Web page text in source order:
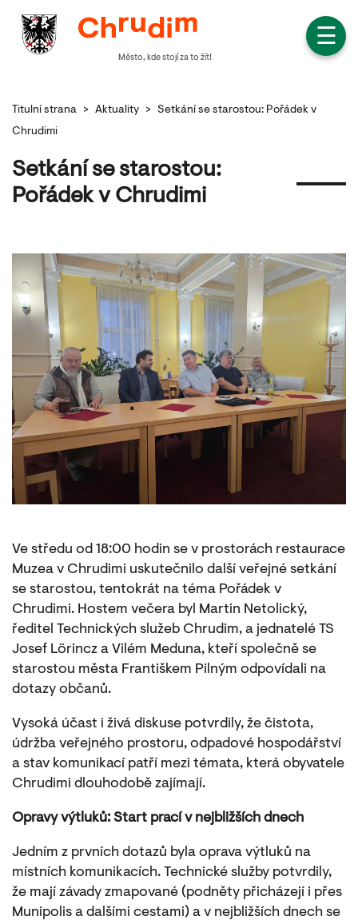
☰
Město, kde stojí za to žít!
Titulní strana > Aktuality > Setkání se starostou: Pořádek v
Chrudimi
Setkání se starostou:
Pořádek v Chrudimi
Ve středu od 18:00 hodin se v prostorách restaurace
Muzea v Chrudimi uskutečnilo další veřejné setkání
se starostou, tentokrát na téma Pořádek v
Chrudimi. Hostem večera byl Martin Netolický,
ředitel Technických služeb Chrudim, a jednatelé TS
Josef Lörincz a Vilém Meduna, kteří společně se
starostou města Františkem Pilným odpovídali na
dotazy občanů.
Vysoká účast i živá diskuse potvrdily, že čistota,
údržba veřejného prostoru, odpadové hospodářství
a stav komunikací patří mezi témata, která obyvatele
Chrudimi dlouhodobě zajímají.
Opravy výtluků: Start prací v nejbližších dnech
Jedním z prvních dotazů byla oprava výtluků na
místních komunikacích. Technické služby potvrdily,
že mají závady zmapované (podněty přicházejí i přes
Munipolis a dalšími cestami) a v nejbližších dnech se